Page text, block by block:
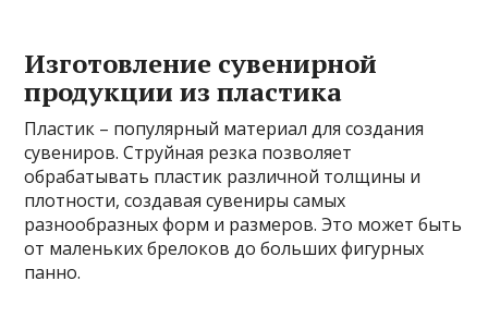
Изготовление сувенирной
продукции из пластика
Пластик – популярный материал для создания
сувениров. Струйная резка позволяет
обрабатывать пластик различной толщины и
плотности, создавая сувениры самых
разнообразных форм и размеров. Это может быть
от маленьких брелоков до больших фигурных
панно.